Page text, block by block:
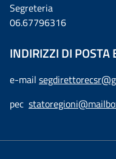
Segreteria
06.67796316
INDIRIZZI DI POSTA
e-mail
pec